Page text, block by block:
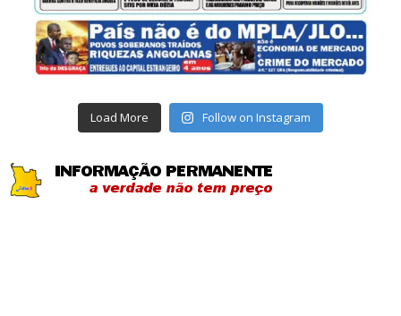
Load More Follow on Instagram